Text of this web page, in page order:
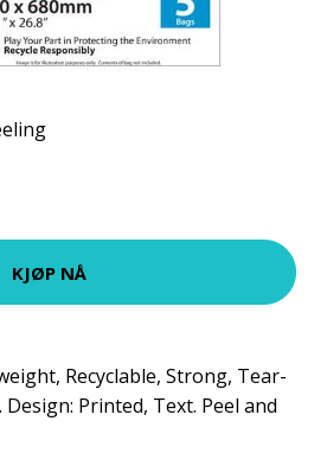
KJØP NÅ
Recyclable, Strong, Tear-
Printed, Text. Peel and